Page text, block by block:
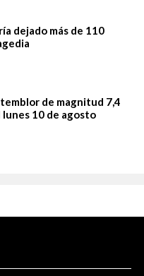
dejado más de 110
de magnitud 7,4
10 de agosto